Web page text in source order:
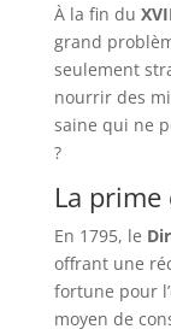
À la fin du
grand
seulement
nourrir des
saine qui ne
?
La
En 1795, le
offrant une
fortune pour
moyen de